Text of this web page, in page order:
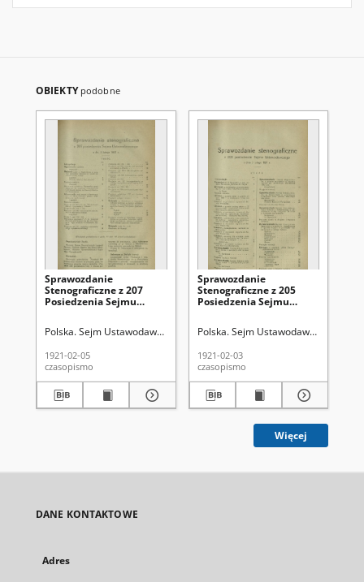
OBIEKTY podobne
Sprawozdanie
Stenograficzne z 207
Posiedzenia Sejmu
Polska. Sejm Ustawodawczy (1919-1922)
1921-02-05
czasopismo
Sprawozdanie
Stenograficzne z 205
Posiedzenia Sejmu
Polska. Sejm Ustawodawczy (1919-
1921-02-03
czasopismo
Więcej
DANE KONTAKTOWE
Adres